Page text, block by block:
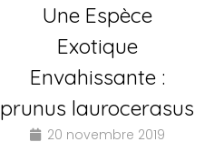
Une Espèce
Exotique
Envahissante :
prunus laurocerasus
20 novembre 2019